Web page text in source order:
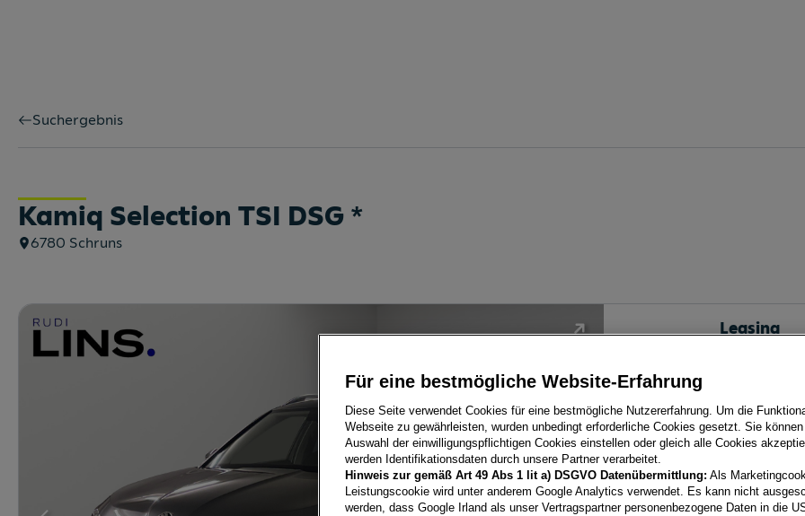
Suchergebnis
Kamiq Selection TSI DSG *
6780 Schruns
Leasing
Laufzeit
60 Monate
Für eine bestmögliche Website-Erfahrung
Diese Seite verwendet Cookies für eine bestmögliche Nutzererfahrung. Um die
Webseite zu gewährleisten, wurden unbedingt erforderliche Cookies gesetzt. Sie
Auswahl der einwilligungspflichtigen Cookies einstellen oder gleich alle Cookies
werden Identifikationsdaten durch unsere Partner verarbeitet.
Hinweis zur gemäß Art 49 Abs 1 lit a) DSGVO Datenübermittlung: Als
Leistungscookie wird unter anderem Google Analytics verwendet. Es kann nicht
werden, dass Google Irland als unser Vertragspartner personenbezogene Daten in die